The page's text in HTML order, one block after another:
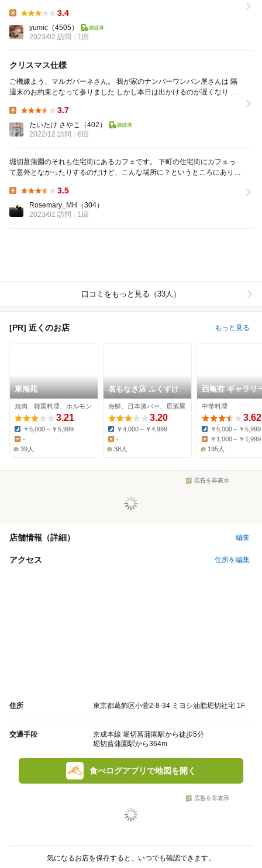
3.4
yumic （4505）
2023/02 訪問
1回
クリスマス仕様
ご機嫌よう、マルガパーネさん。 我が家のナンバーワンパン屋さんは 隔
週末のお約束となって参りました しかし本日は出かけるのが遅くなり 棚
3.7
たいたけ さやこ
（402）
2022/12 訪問
6回
堀切菖蒲園のそれも住宅街にあるカフェです。 下町の住宅街にカフェっ
て意外となかったりするのだけど、こんな場所に？というところにありま
3.5
Rosemary_MH
（304）
2023/02 訪問
1回
口コミをもっと見る（33人）
[PR] 近くのお店 もっと見る
東海苑
焼肉、韓国料理、ホルモン
3.21
Dinner:
￥5,000～￥5,999
Lunch:
-
39人
名もなき店 ふくすけ
海鮮、日本酒バー、居酒屋
3.20
Dinner:
￥4,000～￥4,999
Lunch:
-
38人
西亀有 ギャラリ
中華料理
3.62
Dinner:
￥5,000～￥5,999
￥1,000～￥1,999
195人
広告を非表示
店舗情報（詳細） 編集
アクセス 住所を編集
住所 東京都葛飾区小菅2-8-34 ミヨシ油脂堀切社宅 1F
交通手段
京成本線 堀切菖蒲園駅から徒歩5分
堀切菖蒲園駅から364m
食べログアプリで地図を開く
広告を非表示
気になるお店を保存すると、いつでも確認できます。